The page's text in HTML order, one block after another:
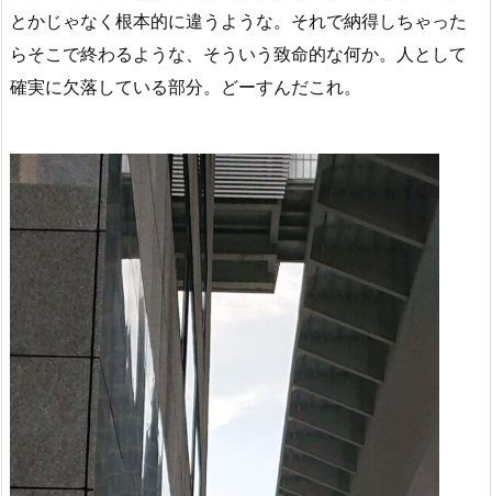
とかじゃなく根本的に違うような。それで納得しちゃった
らそこで終わるような、そういう致命的な何か。人として
確実に欠落している部分。どーすんだこれ。